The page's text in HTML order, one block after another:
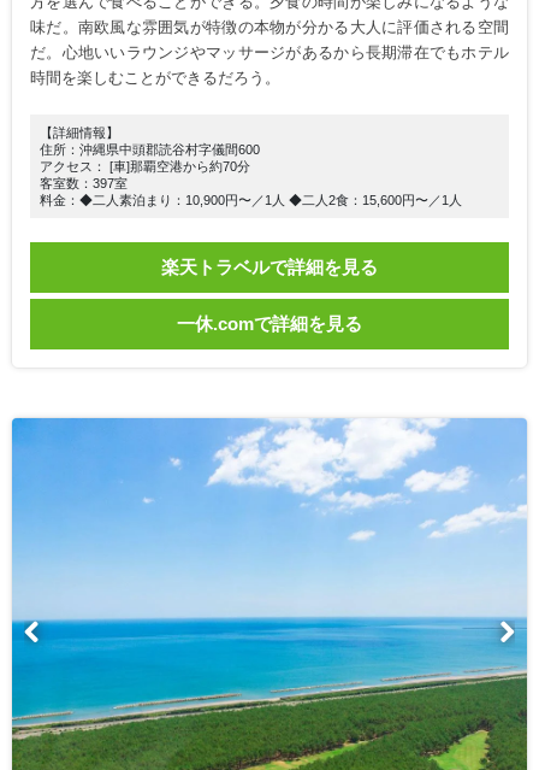
味だ。南欧風な雰囲気が特徴の本物が分かる大人に評価される空間
だ。心地いいラウンジやマッサージがあるから長期滞在でもホテル
時間を楽しむことができるだろう。
【詳細情報】
住所：沖縄県中頭郡読谷村字儀間600
アクセス： [車]那覇空港から約70分
客室数：397室
料金：◆二人素泊まり：10,900円〜／1人 ◆二人2食：15,600円〜／1人
楽天トラベルで詳細を見る
一休.comで詳細を見る